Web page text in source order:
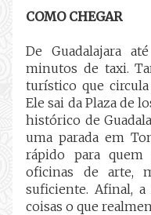
COMO CHEGAR
De Guadalajara
minutos de taxi.
turístico que circula
Ele sai da Plaza de
histórico de
uma parada em
rápido para
oficinas de arte,
suficiente. Afinal,
coisas o que